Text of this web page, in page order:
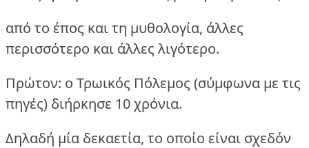
από το έπος και τη μυθολογία, άλλες
περισσότερο και άλλες λιγότερο.
Πρώτον: ο Τρωικός Πόλεμος (σύμφωνα με τις
πηγές) διήρκησε 10 χρόνια.
Δηλαδή μία δεκαετία, το οποίο είναι σχεδόν